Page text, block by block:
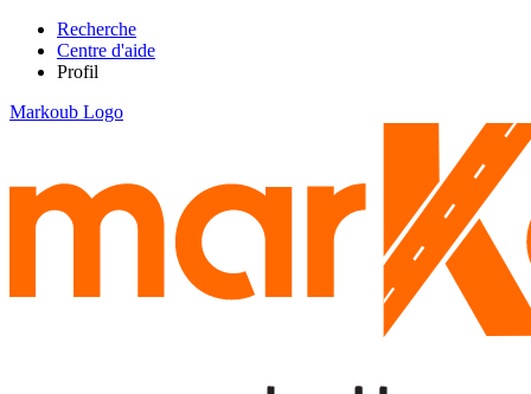
Recherche
Centre d'aide
Profil
Markoub Logo